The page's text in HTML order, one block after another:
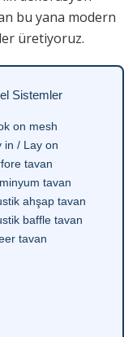
bu yana modern
üretiyoruz.
Sistemler
on mesh
in / Lay on
tavan
tavan
ahşap tavan
baffle tavan
tavan